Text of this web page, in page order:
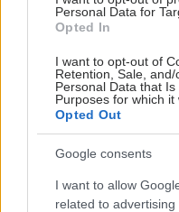
Personal Data for
Opted In
I want to opt-out of
Retention, Sale,
Personal Data that
Purposes for which it
Opted Out
Google consents
I want to allow
related to